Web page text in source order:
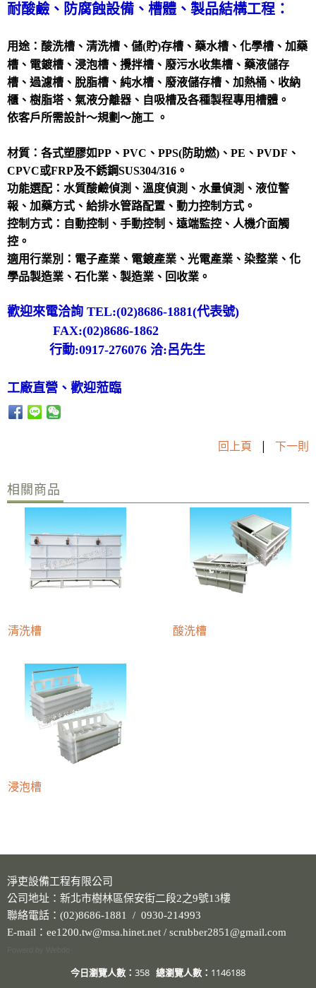
耐酸鹼、防腐蝕設備、 槽體、製品結構工程：
用途： 酸洗槽、清洗槽、 儲(貯)存槽、藥水槽、化學槽、加藥
槽、電鍍槽、浸泡槽、攪拌槽、廢污水收集槽、藥液儲存
槽、過濾槽、脫脂槽、純水槽、廢液儲存槽、加熱桶、收納
櫃、樹脂塔、氣液分離器、自吸槽及各種製程專用槽體。
依客戶所需設計～規劃～施工 。
材質：各式塑膠如PP、PVC、PPS(防助燃)、PE、PVDF、
CPVC或FRP及不銹鋼SUS304/316。
功能選配：水質酸鹼偵測、溫度偵測、水量偵測、液位警
報、加藥方式、給排水管路配置、動力控制方式。
控制方式：自動控制、手動控制、遠端監控、人機介面觸
控。
適用行業別：電子產業、電鍍產業、光電產業、染整業、化
學品製造業、石化業、製造業、回收業。
歡迎來電洽詢 TEL:(02)8686-1881(代表號)
FAX:(02)8686-1862
行動:0917-276076 洽:呂先生
工廠直營、歡迎蒞臨
回上頁 | 下一則
相關商品
清洗槽 酸洗槽
浸泡槽
淨吏設備工程有限公司
公司地址：新北市樹林區保安街二段2之9號13樓
聯絡電話：(02)8686-1881 / 0930-214993
E-mail：ee1200.tw@msa.hinet.net / scrubber2851@gmail.com
今日瀏覽人數： 358 總瀏覽人數： 1146188